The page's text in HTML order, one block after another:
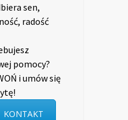
sen,
radość
pomocy?
i umów się
KONTAKT